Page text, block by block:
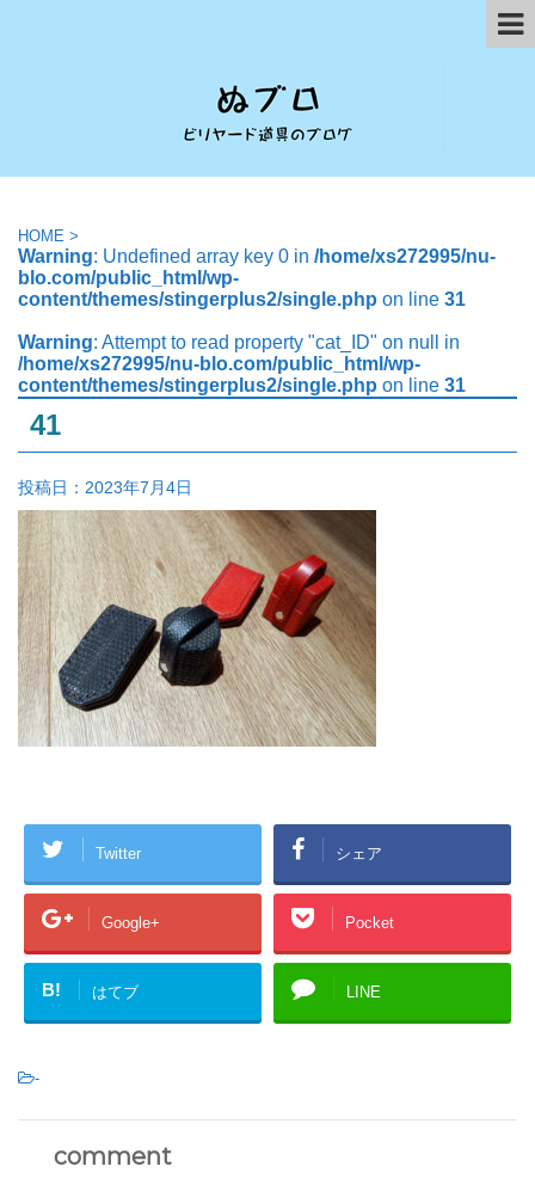
HOME >
Warning: Undefined array key 0 in /home/xs272995/nu-
blo.com/public_html/wp-
content/themes/stingerplus2/single.php on line 31
Warning: Attempt to read property "cat_ID" on null in
/home/xs272995/nu-blo.com/public_html/wp-
content/themes/stingerplus2/single.php on line 31
41
投稿日： 2023年7月4日
Twitter シェア
Google+ Pocket
B! はてブ LINE
-
comment